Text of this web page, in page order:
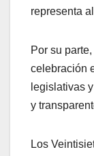
representa
Por su
celebración
legislativas
y
Los